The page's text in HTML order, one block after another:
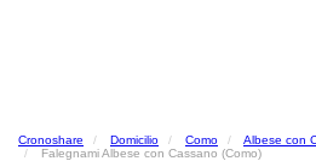
Cronoshare Domicilio Como Albese con
Falegnami Albese con Cassano (Como)